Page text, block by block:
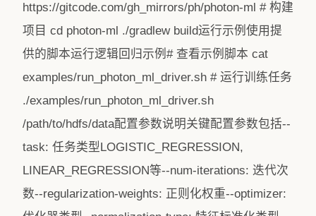
https://gitcode.com/gh_mirrors/ph/photon-ml # 构建
项目 cd photon-ml ./gradlew build运行示例使用提
供的脚本运行逻辑回归示例# 查看示例脚本 cat
examples/run_photon_ml_driver.sh # 运行训练任务
./examples/run_photon_ml_driver.sh
/path/to/hdfs/data配置参数说明关键配置参数包括--
task: 任务类型LOGISTIC_REGRESSION,
LINEAR_REGRESSION等--num-iterations: 迭代次
数--regularization-weights: 正则化权重--optimizer: